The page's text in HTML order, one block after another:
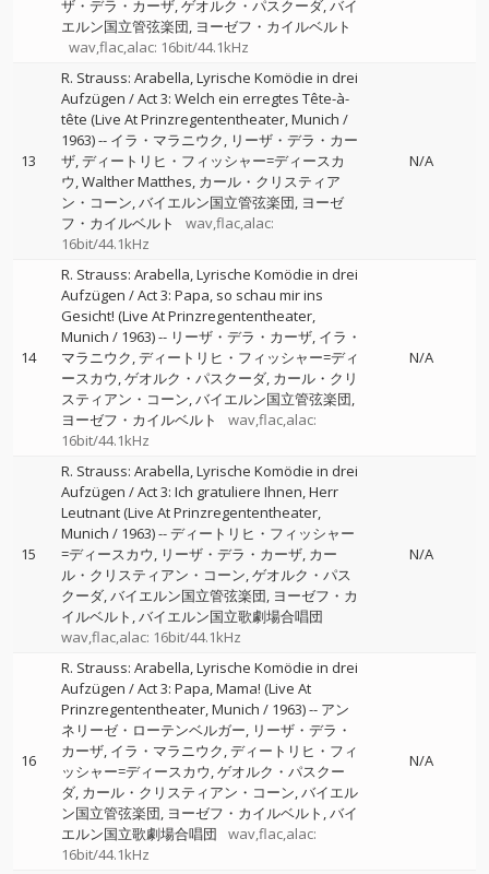
ザ・デラ・カーザ ゲオルク・パスクーダ バイ
エルン国立管弦楽団 ヨーゼフ・カイルベルト
wav,flac,alac: 16bit/44.1kHz
13
R. Strauss: Arabella, Lyrische Komödie in drei
Aufzügen / Act 3: Welch ein erregtes Tête-à-
tête (Live At Prinzregententheater, Munich /
1963)-- イラ・マラニウク
リーザ・デラ・カー
ザ ディートリヒ・フィッシャー=ディースカ
ウ Walther Matthes カール・クリスティア
ン・コーン バイエルン国立管弦楽団 ヨーゼ
フ・カイルベルト
wav,flac,alac:
16bit/44.1kHz
N/A
14
R. Strauss: Arabella, Lyrische Komödie in drei
Aufzügen / Act 3: Papa, so schau mir ins
Gesicht! (Live At Prinzregententheater,
Munich / 1963)-- リーザ・デラ・カーザ イラ・
マラニウク ディートリヒ・フィッシャー=ディ
ースカウ ゲオルク・パスクーダ カール・クリ
スティアン・コーン バイエルン国立管弦楽団
ヨーゼフ・カイルベルト
wav,flac,alac:
16bit/44.1kHz
N/A
15
R. Strauss: Arabella, Lyrische Komödie in drei
Aufzügen / Act 3: Ich gratuliere Ihnen, Herr
Leutnant (Live At Prinzregententheater,
Munich / 1963)--ディートリヒ・フィッシャー
=ディースカウ
リーザ・デラ・カーザ カー
ル・クリスティアン・コーン ゲオルク・パス
クーダ バイエルン国立管弦楽団 ヨーゼフ・カ
イルベルト バイエルン国立歌劇場合唱団
wav,flac,alac: 16bit/44.1kHz
N/A
16
R. Strauss: Arabella, Lyrische Komödie in drei
Aufzügen / Act 3: Papa, Mama! (Live At
Prinzregententheater, Munich / 1963)-- アン
ネリーゼ・ローテンベルガー リーザ・デラ・
カーザ イラ・マラニウク ディートリヒ・フィ
ッシャー=ディースカウ ゲオルク・パスクー
ダ カール・クリスティアン・コーン バイエル
ン国立管弦楽団 ヨーゼフ・カイルベルト バイ
エルン国立歌劇場合唱団
wav,flac,alac:
16bit/44.1kHz
N/A